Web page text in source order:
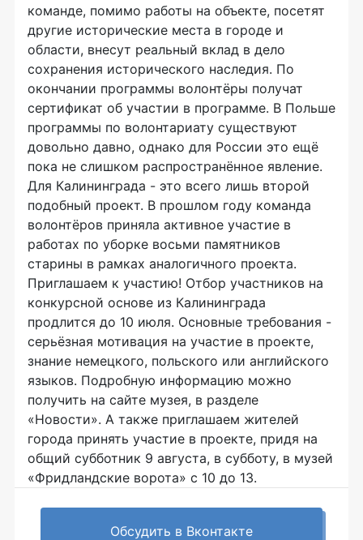
команде, помимо работы на объекте, посетят
другие исторические места в городе и
области, внесут реальный вклад в дело
сохранения исторического наследия. По
окончании программы волонтёры получат
сертификат об участии в программе. В Польше
программы по волонтариату существуют
довольно давно, однако для России это ещё
пока не слишком распространённое явление.
Для Калининграда - это всего лишь второй
подобный проект. В прошлом году команда
волонтёров приняла активное участие в
работах по уборке восьми памятников
старины в рамках аналогичного проекта.
Приглашаем к участию! Отбор участников на
конкурсной основе из Калининграда
продлится до 10 июля. Основные требования -
серьёзная мотивация на участие в проекте,
знание немецкого, польского или английского
языков. Подробную информацию можно
получить на сайте музея, в разделе
«Новости». А также приглашаем жителей
города принять участие в проекте, придя на
общий субботник 9 августа, в субботу, в музей
«Фридландские ворота» с 10 до 13.
Обсудить в Вконтакте